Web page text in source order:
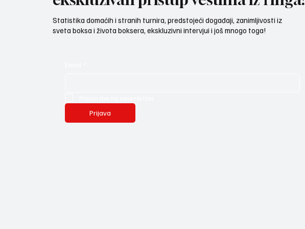
Statistika domaćih i stranih turnira, predstojeći događaji, zanimljivosti iz
sveta boksa i života boksera, ekskluzivni intervjui i još mnogo toga!
Prijava